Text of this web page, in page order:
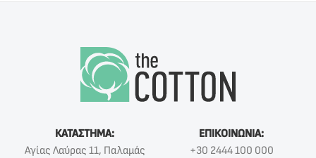
ΚΑΤΑΣΤΗΜΑ:
Αγίας Λαύρας 11, Παλαμάς
ΕΠΙΚΟΙΝΩΝΙΑ:
+30 2444 100 000